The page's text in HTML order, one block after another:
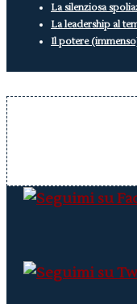
La silenziosa
La leadership al
Il potere